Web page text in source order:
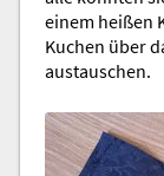
einem heißen
Kuchen über
austauschen.